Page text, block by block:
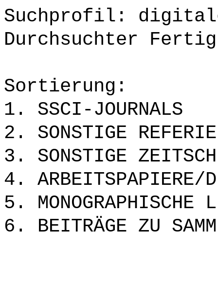
Suchprofil:
Durchsuchter
Sortierung:
1. SSCI-JOURNALS
2. SONSTIGE
3. SONSTIGE
4. ARBEITSPAPIERE/
5. MONOGRAPHISCHE
6. BEITRÄGE ZU